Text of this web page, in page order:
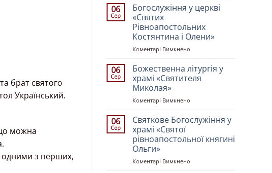
брат святого
Український.
можна
одними з перших,
літургія
у
«Всіх
Святих
06
Сер
Богослужіння у церкві
«Святих
Рівноапостольних
Костянтина і Олени»
Коментарі Вимкнено
у
церкві
«Святих
Олени»
06
Сер
Божественна літургія у
храмі «Святителя
Миколая»
Коментарі Вимкнено
літургія
«Святителя
06
Сер
Святкове Богослужіння у
храмі «Святої
рівноапостольної княгині
Ольги»
Коментарі Вимкнено